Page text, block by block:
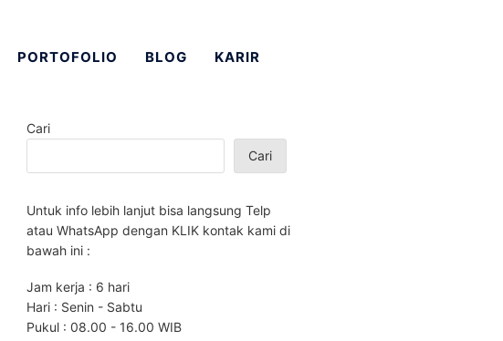
PORTOFOLIO BLOG KARIR
Cari
Cari
Untuk info lebih lanjut bisa langsung Telp
atau WhatsApp dengan KLIK kontak kami di
bawah ini :
Jam kerja : 6 hari
Hari : Senin - Sabtu
Pukul : 08.00 - 16.00 WIB